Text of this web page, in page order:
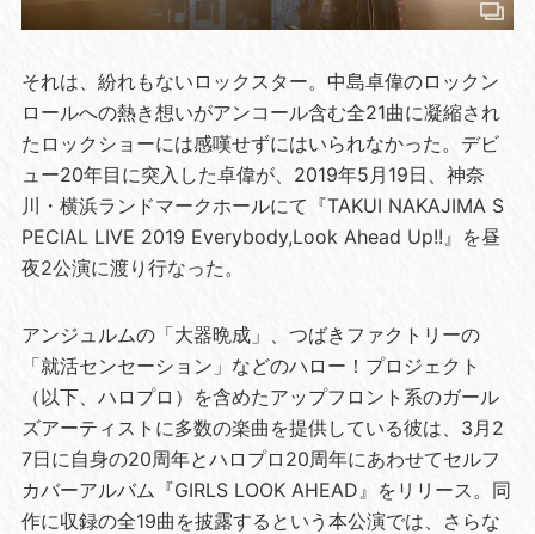
それは、紛れもないロックスター。中島卓偉のロックン
ロールへの熱き想いがアンコール含む全21曲に凝縮され
たロックショーには感嘆せずにはいられなかった。デビ
ュー20年目に突入した卓偉が、2019年5月19日、神奈
川・横浜ランドマークホールにて『TAKUI NAKAJIMA S
PECIAL LIVE 2019 Everybody,Look Ahead Up!!』を昼
夜2公演に渡り行なった。
アンジュルムの「大器晩成」、つばきファクトリーの
「就活センセーション」などのハロー！プロジェクト
（以下、ハロプロ）を含めたアップフロント系のガール
ズアーティストに多数の楽曲を提供している彼は、3月2
7日に自身の20周年とハロプロ20周年にあわせてセルフ
カバーアルバム『GIRLS LOOK AHEAD』をリリース。同
作に収録の全19曲を披露するという本公演では、さらな